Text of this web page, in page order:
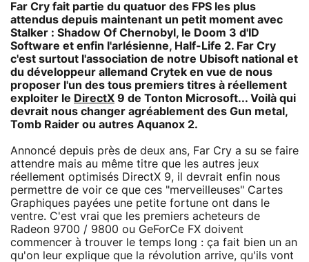
Far Cry fait partie du quatuor des FPS les plus
attendus depuis maintenant un petit moment avec
Stalker : Shadow Of Chernobyl, le Doom 3 d'ID
Software et enfin l'arlésienne, Half-Life 2. Far Cry
c'est surtout l'association de notre Ubisoft national et
du développeur allemand Crytek en vue de nous
proposer l'un des tous premiers titres à réellement
exploiter le DirectX 9 de Tonton Microsoft... Voilà qui
devrait nous changer agréablement des Gun metal,
Tomb Raider ou autres Aquanox 2.
Annoncé depuis près de deux ans, Far Cry a su se faire
attendre mais au même titre que les autres jeux
réellement optimisés DirectX 9, il devrait enfin nous
permettre de voir ce que ces "merveilleuses" Cartes
Graphiques payées une petite fortune ont dans le
ventre. C'est vrai que les premiers acheteurs de
Radeon 9700 / 9800 ou GeForCe FX doivent
commencer à trouver le temps long : ça fait bien un an
qu'on leur explique que la révolution arrive, qu'ils vont